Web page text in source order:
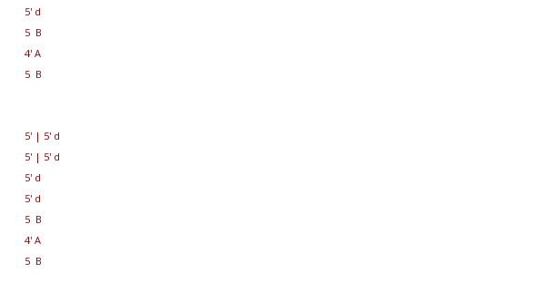
5' d
5 B
4' A
5 B
5'| 5' d
5'| 5' d
5' d
5' d
5 B
4' A
5 B